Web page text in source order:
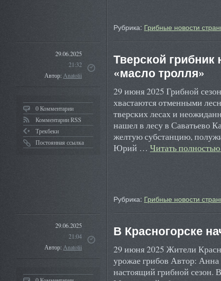
Рубрика: Грибные новости
29.06.2025
21:32
Автор:Anatolii
0 Комментарии
Комментарии RSS
Трекбеки
Постоянная ссылка
Тверской
«масло тролля»
29 июня 2025 Грибной
хвастаются отменными
тверских лесах и
нашел в лесу в Саватьево
желтую субстанцию,
Юрий … Читать
Рубрика: Грибные новости
29.06.2025
21:04
Автор:Anatolii
В Красногорске
29 июня 2025 Жители
урожае грибов Автор:
настоящий грибной сезон.